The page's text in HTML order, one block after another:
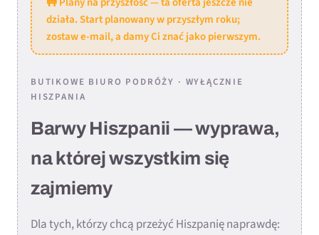
działa. Start planowany w przyszłym roku;
zostaw e-mail, a damy Ci znać jako pierwszym.
BUTIKOWE BIURO PODRÓŻY · WYŁĄCZNIE
HISZPANIA
Barwy Hiszpanii — wyprawa,
na której wszystkim się
zajmiemy
Dla tych, którzy chcą przeżyć Hiszpanię naprawdę: